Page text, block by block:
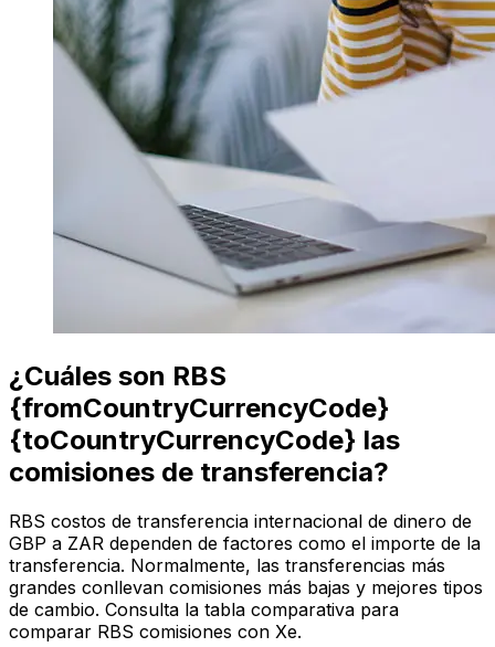
¿Cuáles son RBS
{fromCountryCurrencyCode}
{toCountryCurrencyCode} las
comisiones de transferencia?
RBS costos de transferencia internacional de dinero de
GBP a ZAR dependen de factores como el importe de la
transferencia. Normalmente, las transferencias más
grandes conllevan comisiones más bajas y mejores tipos
de cambio. Consulta la tabla comparativa para
comparar RBS comisiones con Xe.